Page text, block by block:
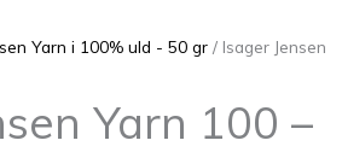
Yarn i 100% uld - 50 gr / Isager Jensen
Yarn 100 –